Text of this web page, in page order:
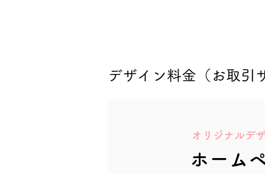
デザイン料金（お取引
ホーム
オリジナルデ